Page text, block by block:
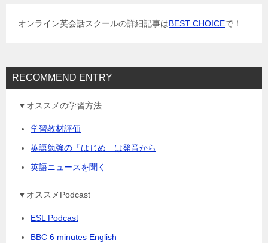
オンライン英会話スクールの詳細記事はBEST CHOICEで！
RECOMMEND ENTRY
▼オススメの学習方法
学習教材評価
英語勉強の「はじめ」は発音から
英語ニュースを聞く
▼オススメPodcast
ESL Podcast
BBC 6 minutes English